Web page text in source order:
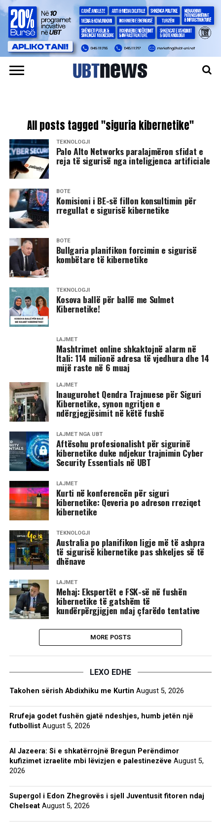
All posts tagged "siguria kibernetike"
TEKNOLOGJI
Palo Alto Networks paralajmëron sfidat e
reja të sigurisë nga inteligjenca artificiale
BOTË
Komisioni i BE-së fillon konsultimin për
rregullat e sigurisë kibernetike
BOTË
​Bullgaria planifikon forcimin e sigurisë
kombëtare të kibernetike
TEKNOLOGJI
Kosova ballë për ballë me Sulmet
Kibernetike!
LAJMET
Mashtrimet online shkaktojnë alarm në
Itali: 114 milionë adresa të vjedhura dhe 14
mijë raste në 6 muaj
LAJMET
​Inaugurohet Qendra Trajnuese për Siguri
Kibernetike, synon ngritjen e
ndërgjegjësimit në këtë fushë
LAJMET NGA UBT
Aftësohu profesionalisht për sigurinë
kibernetike duke ndjekur trajnimin Cyber
Security Essentials në UBT
LAJMET
Kurti në konferencën për siguri
kibernetike: Qeveria po adreson rreziqet
kibernetike
TEKNOLOGJI
Australia po planifikon ligje më të ashpra
të sigurisë kibernetike pas shkeljes së të
dhënave
LAJMET
Mehaj: Ekspertët e FSK-së në fushën
kibernetike të gatshëm të
kundërpërgjigjen ndaj çfarëdo tentative
MORE POSTS
LEXO EDHE
Takohen sërish Abdixhiku me Kurtin August 5, 2026
Rrufeja godet fushën gjatë ndeshjes, humb jetën një
futbollist August 5, 2026
Al Jazeera: Si e shkatërrojnë Bregun Perëndimor
kufizimet izraelite mbi lëvizjen e palestinezëve August 5,
2026
Supergol i Edon Zhegrovës i sjell Juventusit fitoren ndaj
Chelseat August 5, 2026